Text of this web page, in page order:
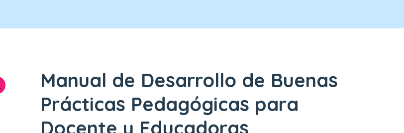
Manual de Desarrollo de Buenas
Prácticas Pedagógicas para
Docente y Educadoras